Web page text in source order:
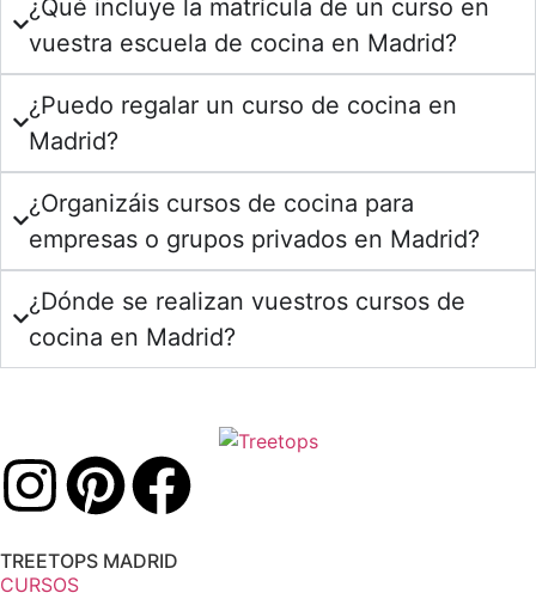
¿Qué incluye la matrícula de un curso en
vuestra escuela de cocina en Madrid?
¿Puedo regalar un curso de cocina en
Madrid?
¿Organizáis cursos de cocina para
empresas o grupos privados en Madrid?
¿Dónde se realizan vuestros cursos de
cocina en Madrid?
TREETOPS MADRID
CURSOS